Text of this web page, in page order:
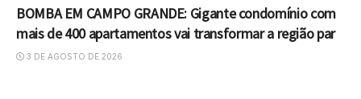
BOMBA EM CAMPO GRANDE: Gigante condomínio com
mais de 400 apartamentos vai transformar a região par
3 DE AGOSTO DE 2026